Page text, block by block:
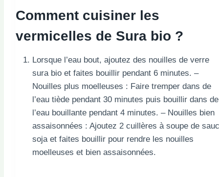
Comment cuisiner les
vermicelles de Sura bio ?
Lorsque l’eau bout, ajoutez des nouilles de verre
sura bio et faites bouillir pendant 6 minutes. –
Nouilles plus moelleuses : Faire tremper dans de
l’eau tiède pendant 30 minutes puis bouillir dans de
l’eau bouillante pendant 4 minutes. – Nouilles bien
assaisonnées : Ajoutez 2 cuillères à soupe de
soja et faites bouillir pour rendre les nouilles
moelleuses et bien assaisonnées.